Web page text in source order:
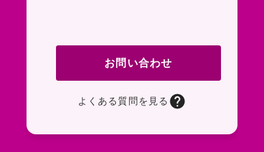
お問い合わせ
よくある質問を見る